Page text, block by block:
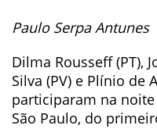
Paulo Serpa Antunes
Dilma Rousseff (PT),
Silva (PV) e Plínio de
participaram na
São Paulo, do